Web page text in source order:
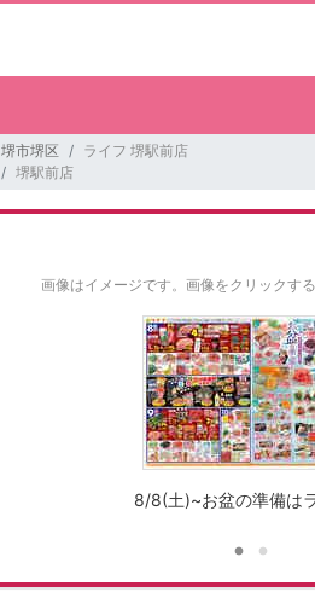
堺市堺区
ライフ 堺駅前店
堺駅前店
画像はイメージです。 画像をクリックす
8/8(土)~お盆の準備は